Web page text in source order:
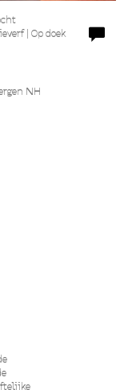
| Op doek
NH